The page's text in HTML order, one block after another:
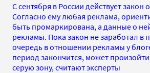
С сентября в России действует
Согласно ему любая реклама,
быть промаркирована, а данные о
рекламы. Пока закон не заработал в
очередь в отношении рекламы у
период закончится, может
серую зону, считают эксперты